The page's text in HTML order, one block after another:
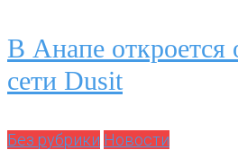
В Анапе откроется
сети Dusit
Без рубрики Новости